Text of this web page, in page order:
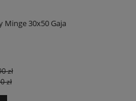
Minge 30x50 Gaja
zł
zł